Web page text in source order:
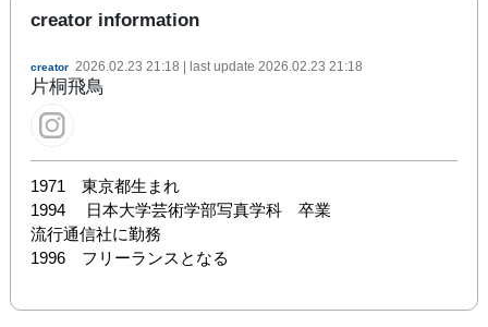
creator information
creator 2026.02.23 21:18 | last update 2026.02.23 21:18
片桐飛鳥
1971　東京都生まれ
1994　 日本大学芸術学部写真学科　卒業
流行通信社に勤務
1996　フリーランスとなる